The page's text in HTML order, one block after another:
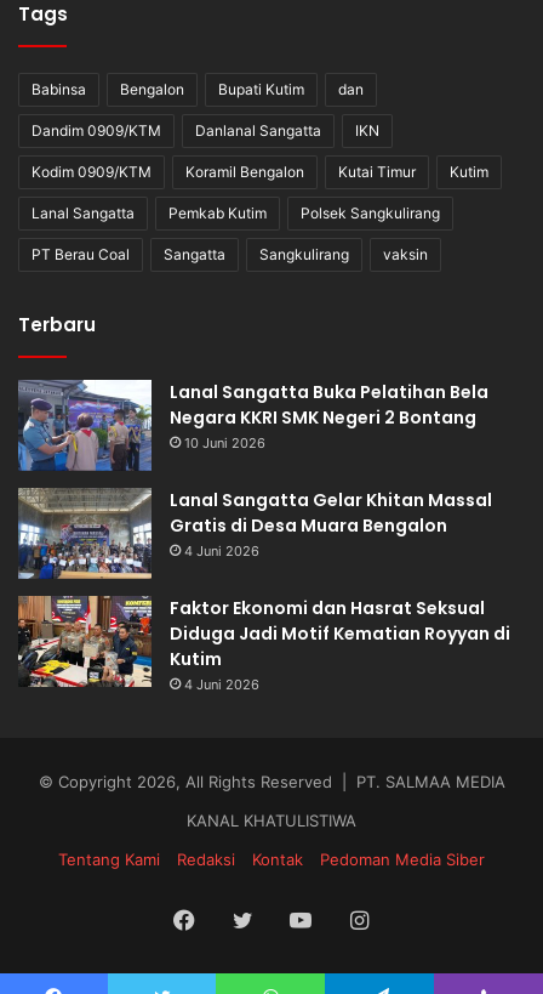
Tags
Babinsa Bengalon Bupati Kutim dan
Dandim 0909/KTM Danlanal Sangatta IKN
Kodim 0909/KTM Koramil Bengalon Kutai Timur Kutim
Lanal Sangatta Pemkab Kutim Polsek Sangkulirang
PT Berau Coal Sangatta Sangkulirang vaksin
Terbaru
Lanal Sangatta Buka Pelatihan Bela
Negara KKRI SMK Negeri 2 Bontang
10 Juni 2026
Lanal Sangatta Gelar Khitan Massal
Gratis di Desa Muara Bengalon
4 Juni 2026
Faktor Ekonomi dan Hasrat Seksual
Diduga Jadi Motif Kematian Royyan di
Kutim
4 Juni 2026
© Copyright 2026, All Rights Reserved | PT. SALMAA MEDIA
KANAL KHATULISTIWA
Tentang Kami
Redaksi Kontak Pedoman Media Siber
Facebook
TwitterYouTubeInstagram